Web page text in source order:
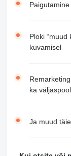
Ploki “muud
kuvamisel
ka
Ja muud